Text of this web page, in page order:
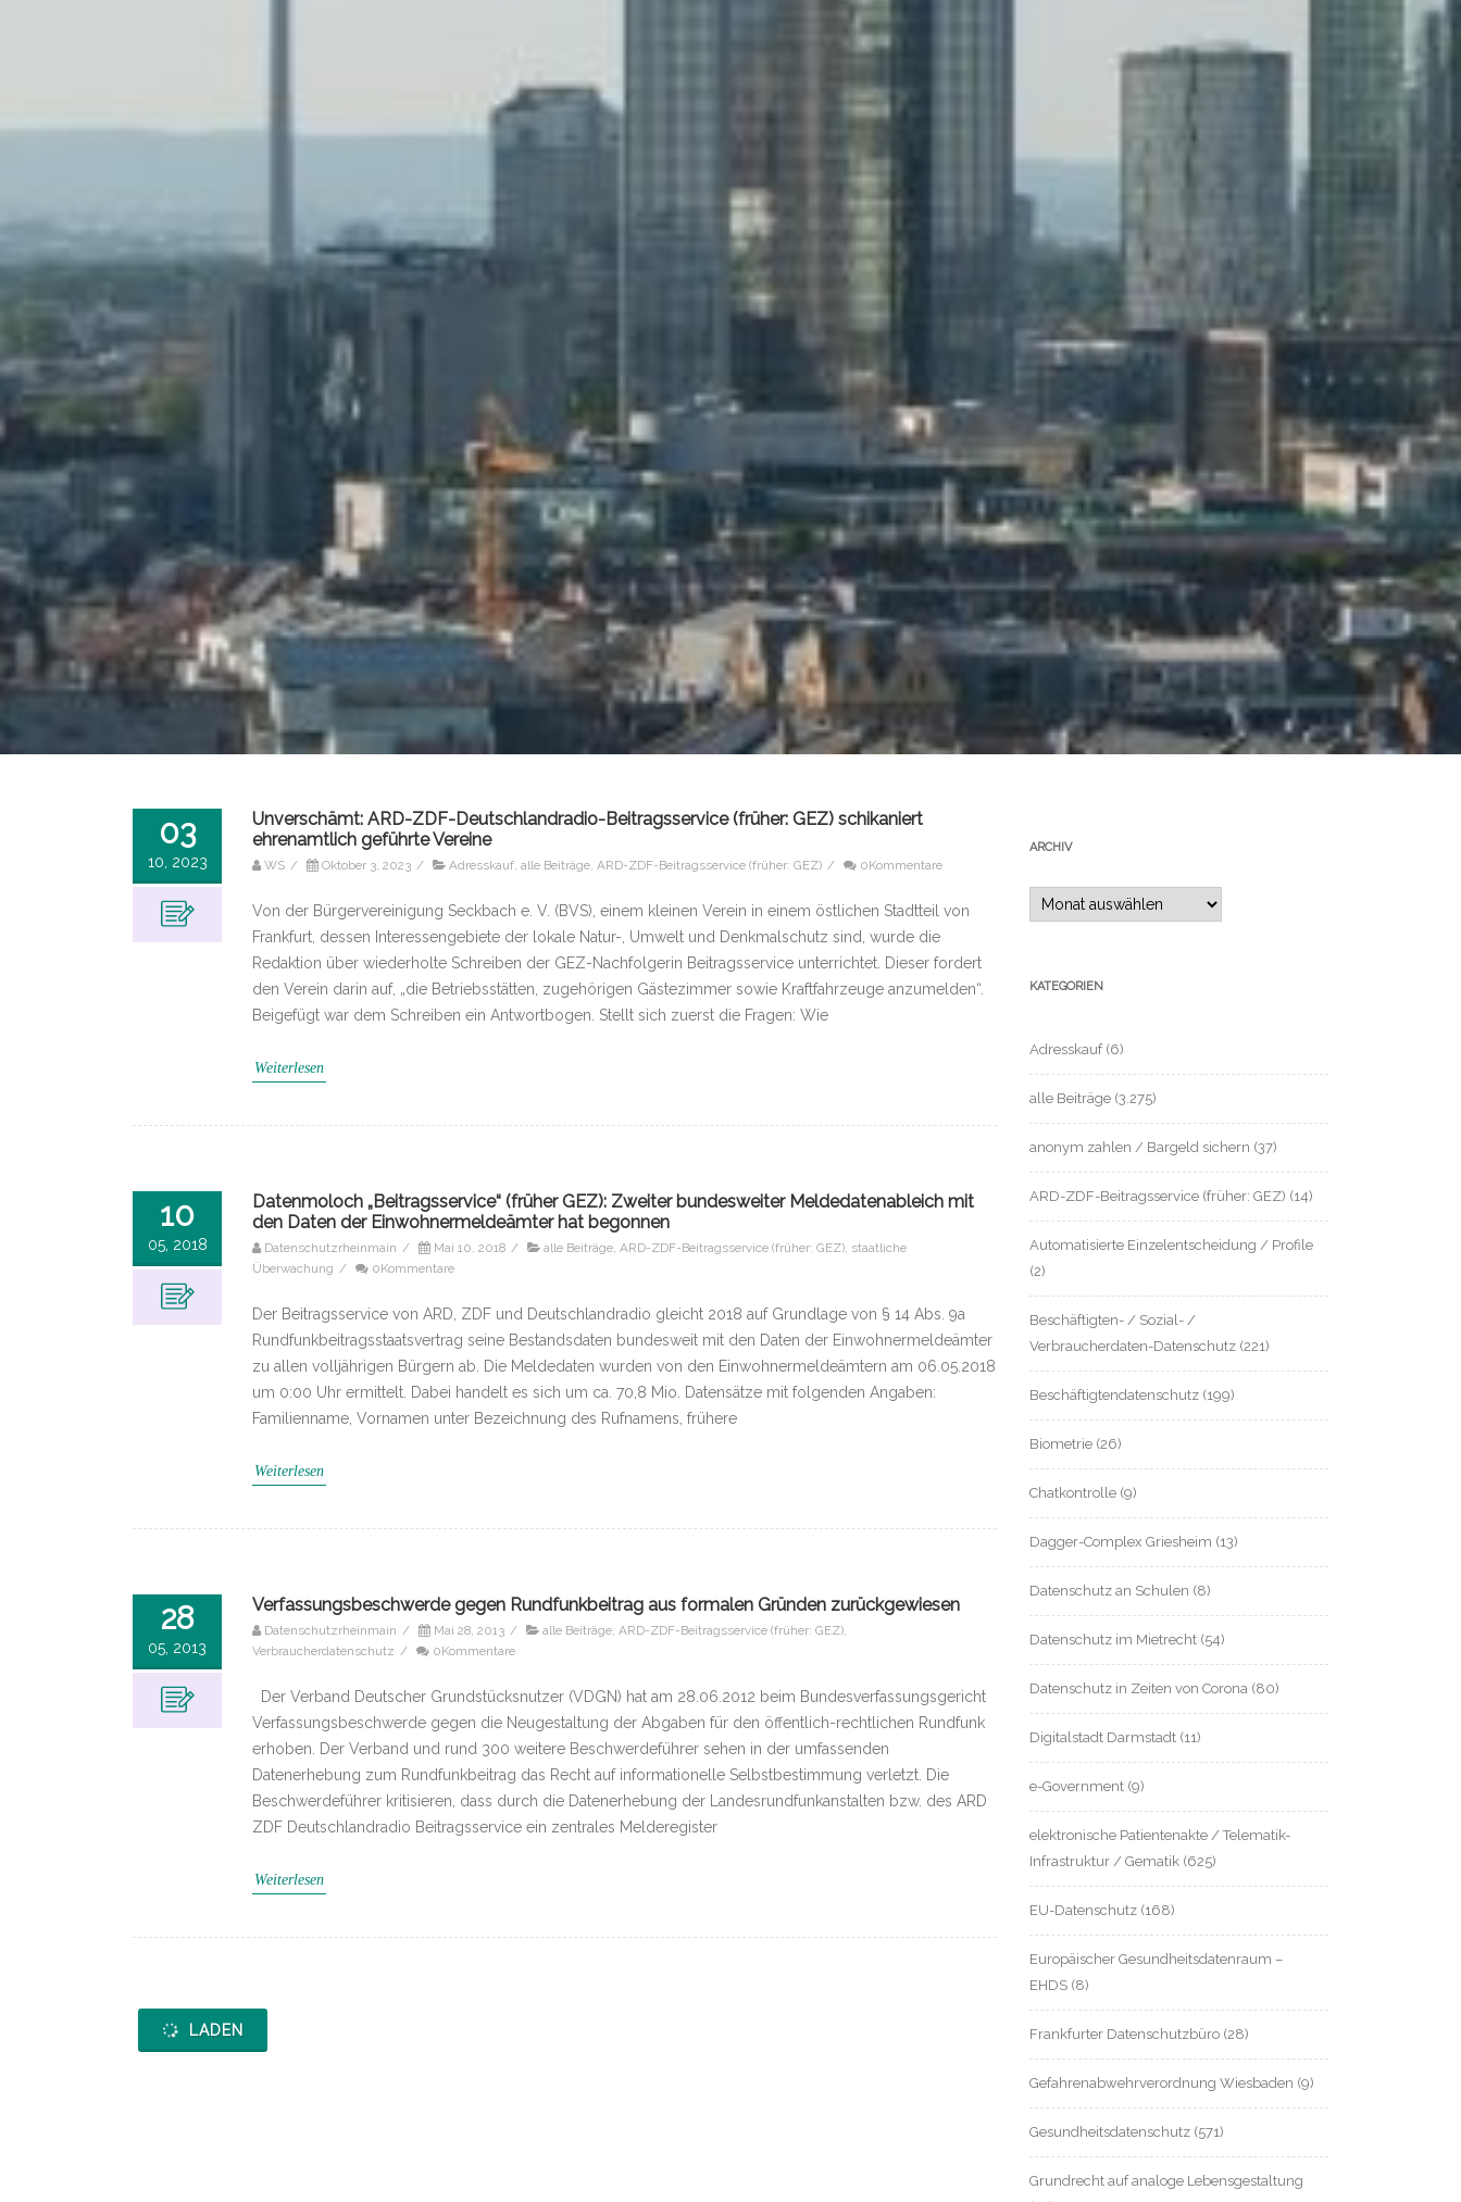
03
10, 2023
Unverschämt: ARD-ZDF-Deutschlandradio-Beitragsservice (früher: GEZ) schikaniert
ehrenamtlich geführte Vereine
WS / Oktober 3, 2023 / Adresskauf alle Beiträge ARD-ZDF-Beitragsservice (früher: GEZ) / 0Kommentare
Von der Bürgervereinigung Seckbach e. V. (BVS), einem kleinen Verein in einem östlichen Stadtteil von
Frankfurt, dessen Interessengebiete der lokale Natur-, Umwelt und Denkmalschutz sind, wurde die
Redaktion über wiederholte Schreiben der GEZ-Nachfolgerin Beitragsservice unterrichtet. Dieser fordert
den Verein darin auf, „die Betriebsstätten, zugehörigen Gästezimmer sowie Kraftfahrzeuge anzumelden“.
Beigefügt war dem Schreiben ein Antwortbogen. Stellt sich zuerst die Fragen: Wie
Weiterlesen
10
05, 2018
Datenmoloch „Beitragsservice“ (früher GEZ): Zweiter bundesweiter Meldedatenableich mit
den Daten der Einwohnermeldeämter hat begonnen
Datenschutzrheinmain / Mai 10, 2018 / alle Beiträge ARD-ZDF-Beitragsservice (früher: GEZ) staatliche
Überwachung / 0Kommentare
Der Beitrags­service von ARD, ZDF und Deutschlandradio gleicht 2018 auf Grund­lage von § 14 Abs. 9a
Rund­funk­beitrags­staats­vertrag seine Bestands­daten bundesweit mit den Daten der Ein­wohner­melde­ämter
zu allen voll­jährigen Bürgern ab. Die Melde­daten wurden von den Ein­wohner­melde­ämtern am 06.05.2018
um 0:00 Uhr ermittelt. Dabei handelt es sich um ca. 70,8 Mio. Daten­sätze mit folgenden Angaben:
Familienname, Vornamen unter Bezeichnung des Rufnamens, frühere
Weiterlesen
28
05, 2013
Verfassungs­beschwerde gegen Rundfunkbeitrag aus formalen Gründen zurückgewiesen
Datenschutzrheinmain / Mai 28, 2013 / alle Beiträge ARD-ZDF-Beitragsservice (früher: GEZ)
Verbraucherdatenschutz / 0Kommentare
Der Verband Deutscher Grundstücksnutzer (VDGN) hat am 28.06.2012 beim Bundesverfassungsgericht
Verfassungs­beschwerde gegen die Neugestaltung der Abgaben für den öffentlich-rechtlichen Rundfunk
erhoben. Der Verband und rund 300 weitere Beschwerdeführer sehen in der umfassenden
Datenerhebung zum Rundfunkbeitrag das Recht auf informationelle Selbstbestimmung verletzt. Die
Beschwerdeführer kritisieren, dass durch die Datenerhebung der Landesrundfunkanstalten bzw. des ARD
ZDF Deutschlandradio Beitragsservice ein zentrales Melderegister
Weiterlesen
LADEN
ARCHIV
Archiv
KATEGORIEN
Adresskauf(6)
alle Beiträge (3.275)
anonym zahlen / Bargeld sichern (37)
ARD-ZDF-Beitragsservice (früher: GEZ) (14)
Automatisierte Einzelentscheidung / Profile
(2)
Beschäftigten- / Sozial- /
Verbraucherdaten-Datenschutz (221)
Beschäftigtendatenschutz (199)
Biometrie (26)
Chatkontrolle (9)
Dagger-Complex Griesheim (13)
Datenschutz an Schulen (8)
Datenschutz im Mietrecht (54)
Datenschutz in Zeiten von Corona (80)
Digitalstadt Darmstadt (11)
e-Government (9)
elektronische Patientenakte / Telematik-
Infrastruktur / Gematik (625)
EU-Datenschutz (168)
Europäischer Gesundheitsdatenraum –
EHDS (8)
Frankfurter Datenschutzbüro (28)
Gefahrenabwehrverordnung Wiesbaden (9)
Gesundheitsdatenschutz (571)
Grundrecht auf analoge Lebensgestaltung